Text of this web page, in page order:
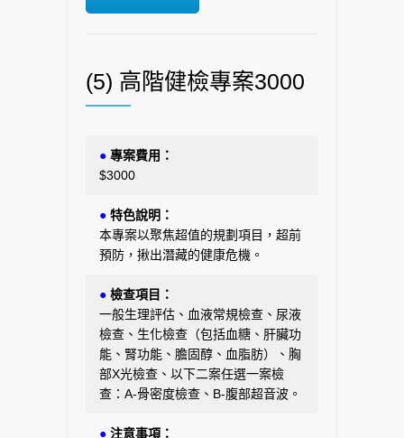
(5) 高階健檢專案3000
● 專案費用：
$3000
● 特色說明：
本專案以聚焦超值的規劃項目，超前
預防，揪出潛藏的健康危機。
● 檢查項目：
一般生理評估、血液常規檢查、尿液
檢查、生化檢查（包括血糖、肝臟功
能、腎功能、膽固醇、血脂肪）、胸
部X光檢查、以下二案任選一案檢
查：A-骨密度檢查、B-腹部超音波。
● 注意事項：